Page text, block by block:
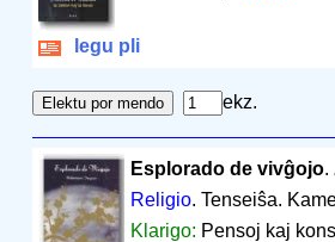
legu pli
ekz.
Esplorado de vivĝojo.
Religio. Tenseiŝa.
Klarigo: Pensoj kaj